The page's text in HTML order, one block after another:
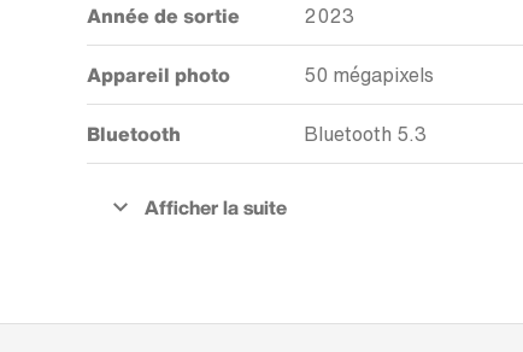
Année de sortie 2023
Appareil photo 50 mégapixels
Bluetooth Bluetooth 5.3